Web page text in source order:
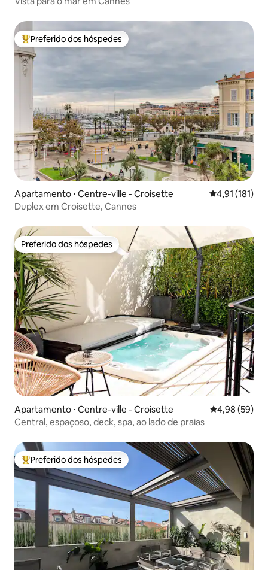
Entre os melhores preferidos dos hóspedes
Preferido dos hóspedes
Apartamento ⋅ Centre-ville - Croisette 4,91 de uma
4,91 (181)
Duplex em Croisette, Cannes
Preferido dos hóspedes
Preferido dos hóspedes
Apartamento ⋅ Centre-ville - Croisette 4,98 de uma
4,98 (59)
Central, espaçoso, deck, spa, ao lado de praias
Entre os melhores preferidos dos hóspedes
Preferido dos hóspedes